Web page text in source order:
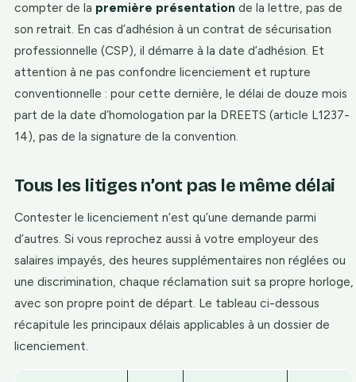
compter de la première présentation de la lettre, pas de
son retrait. En cas d’adhésion à un contrat de sécurisation
professionnelle (CSP), il démarre à la date d’adhésion. Et
attention à ne pas confondre licenciement et rupture
conventionnelle : pour cette dernière, le délai de douze mois
part de la date d’homologation par la DREETS (article L1237-
14), pas de la signature de la convention.
Tous les litiges n’ont pas le même délai
Contester le licenciement n’est qu’une demande parmi
d’autres. Si vous reprochez aussi à votre employeur des
salaires impayés, des heures supplémentaires non réglées ou
une discrimination, chaque réclamation suit sa propre horloge,
avec son propre point de départ. Le tableau ci-dessous
récapitule les principaux délais applicables à un dossier de
licenciement.